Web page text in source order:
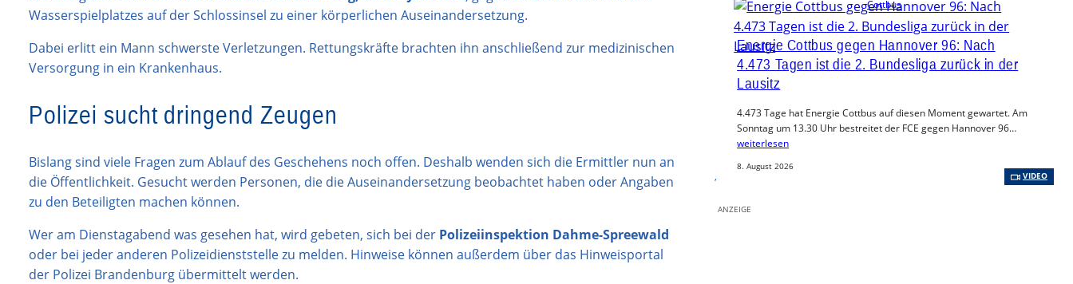
Wasserspielplatzes auf der Schlossinsel zu einer körperlichen Auseinandersetzung.
Dabei erlitt ein Mann schwerste Verletzungen. Rettungskräfte brachten ihn anschließend zur medizinischen
Versorgung in ein Krankenhaus.
Polizei sucht dringend Zeugen
Bislang sind viele Fragen zum Ablauf des Geschehens noch offen. Deshalb wenden sich die Ermittler nun an
die Öffentlichkeit. Gesucht werden Personen, die die Auseinandersetzung beobachtet haben oder Angaben
zu den Beteiligten machen können.
Wer am Dienstagabend was gesehen hat, wird gebeten, sich bei der Polizeiinspektion Dahme-Spreewald
oder bei jeder anderen Polizeidienststelle zu melden. Hinweise können außerdem über das Hinweisportal
der Polizei Brandenburg übermittelt werden.
Cottbus
, VIDEO
Energie Cottbus gegen Hannover 96: Nach
4.473 Tagen ist die 2. Bundesliga zurück in der
Lausitz
4.473 Tage hat Energie Cottbus auf diesen Moment gewartet. Am
Sonntag um 13.30 Uhr bestreitet der FCE gegen Hannover 96…
weiterlesen
8. August 2026